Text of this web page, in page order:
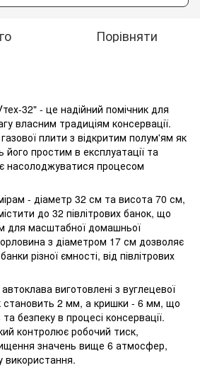
Порівняти
32" - це надійний помічник для
власним традиціям консервації.
плити з відкритим полум'ям як
простим в експлуатації та
насолоджуватися процесом
- діаметр 32 см та висота 70 см,
до 32 півлітрових банок, що
для масштабної домашньої
з діаметром 17 см дозволяє
різної ємності, від півлітрових
виготовлені з вуглецевої
становить 2 мм, а кришки - 6 мм, що
безпеку в процесі консервації.
контролює робочий тиск,
значень вище 6 атмосфер,
використання.